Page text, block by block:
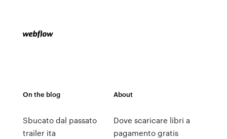
On the blog
Sbucato dal passato
trailer ita
About
Dove scaricare libri a
pagamento gratis